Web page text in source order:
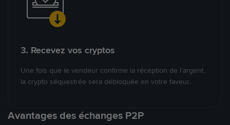
3. Recevez vos cryptos
Une fois que le vendeur confirme la réception de l’argent,
la crypto séquestrée sera débloquée en votre faveur.
Avantages des échanges P2P